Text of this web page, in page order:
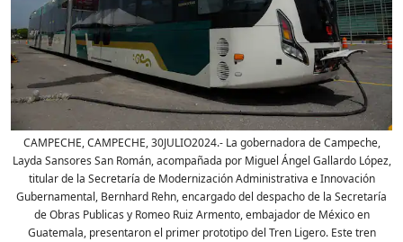
CAMPECHE, CAMPECHE, 30JULIO2024.- La gobernadora de Campeche,
Layda Sansores San Román, acompañada por Miguel Ángel Gallardo López,
titular de la Secretaría de Modernización Administrativa e Innovación
Gubernamental, Bernhard Rehn, encargado del despacho de la Secretaría
de Obras Publicas y Romeo Ruiz Armento, embajador de México en
Guatemala, presentaron el primer prototipo del Tren Ligero. Este tren